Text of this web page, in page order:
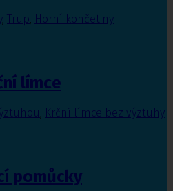
, Trup, Horní končetiny
límce
Krční límce bez výztuhy
pomůcky